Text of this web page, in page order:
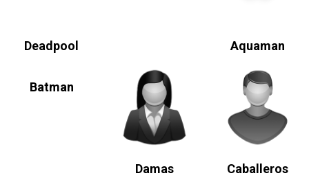
Deadpool Aquaman
Batman
Damas Caballeros